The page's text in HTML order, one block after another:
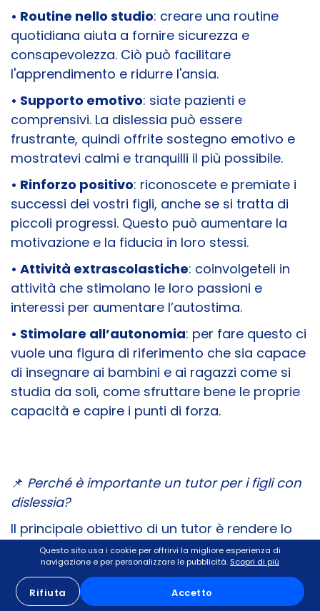
• Routine nello studio: creare una routine
quotidiana aiuta a fornire sicurezza e
consapevolezza. Ciò può facilitare
l'apprendimento e ridurre l'ansia.
• Supporto emotivo: siate pazienti e
comprensivi. La dislessia può essere
frustrante, quindi offrite sostegno emotivo e
mostratevi calmi e tranquilli il più possibile.
• Rinforzo positivo: riconoscete e premiate i
successi dei vostri figli, anche se si tratta di
piccoli progressi. Questo può aumentare la
motivazione e la fiducia in loro stessi.
• Attività extrascolastiche: coinvolgeteli in
attività che stimolano le loro passioni e
interessi per aumentare l’autostima.
• Stimolare all’autonomia: per fare questo ci
vuole una figura di riferimento che sia capace
di insegnare ai bambini e ai ragazzi come si
studia da soli, come sfruttare bene le proprie
capacità e capire i punti di forza.
📌 Perché è importante un tutor per i figli con
dislessia?
Il principale obiettivo di un tutor è rendere lo
studente sempre più autonomo nello studio e
nella gestione dei compiti scolastici. Infatti il
tutor aiuterà i vostri figli a:
Questo sito usa i cookie per offrirvi la migliore esperienza di
navigazione e per personalizzare le pubblicità. Scopri di più
Rifiuta Accetto